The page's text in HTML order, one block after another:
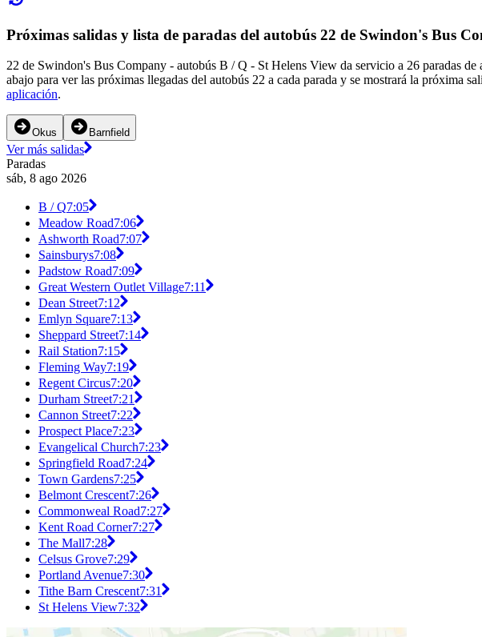
Próximas salidas y lista de paradas del autobús 22 de Swindon's Bus
22 de Swindon's Bus Company - autobús B / Q - St Helens View da servicio a 26 paradas
abajo para ver las próximas llegadas del autobús 22 a cada parada y se mostrará la próxima
aplicación.
Okus Barnfield
Ver más salidas
Paradas
sáb, 8 ago 2026
B / Q7:05
Meadow Road7:06
Ashworth Road7:07
Sainsburys7:08
Padstow Road7:09
Great Western Outlet Village7:11
Dean Street7:12
Emlyn Square7:13
Sheppard Street7:14
Rail Station7:15
Fleming Way7:19
Regent Circus7:20
Durham Street7:21
Cannon Street7:22
Prospect Place7:23
Evangelical Church7:23
Springfield Road7:24
Town Gardens7:25
Belmont Crescent7:26
Commonweal Road7:27
Kent Road Corner7:27
The Mall7:28
Celsus Grove7:29
Portland Avenue7:30
Tithe Barn Crescent7:31
St Helens View7:32